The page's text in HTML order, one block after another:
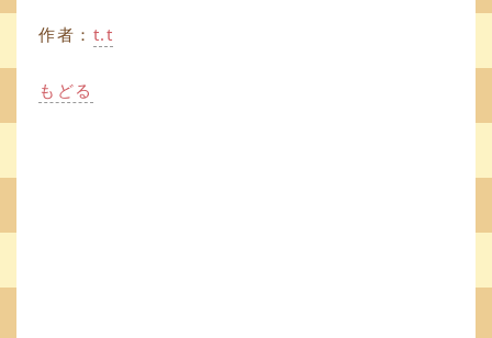
作者： t.t
もどる